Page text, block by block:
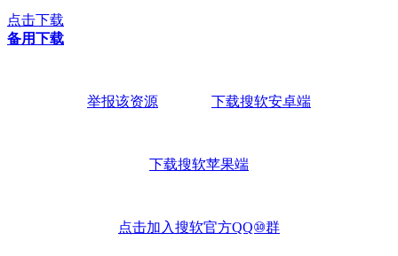
点击下载
备用下载
举报该资源 下载搜软安卓端
下载搜软苹果端
点击加入搜软官方QQ⑩群